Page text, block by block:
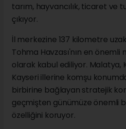
tarım, hayvancılık, ticaret ve
çıkıyor.
İl merkezine 137 kilometre
Tohma Havzası'nın en önemli
olarak kabul ediliyor. Malatya,
Kayseri illerine komşu
birbirine bağlayan stratejik
geçmişten günümüze önemli
özelliğini koruyor.